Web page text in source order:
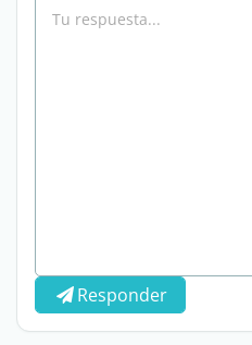
Responder